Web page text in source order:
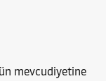
mevcudiyetine